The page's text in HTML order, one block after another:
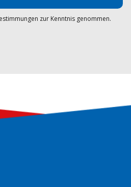
zur Kenntnis genommen.